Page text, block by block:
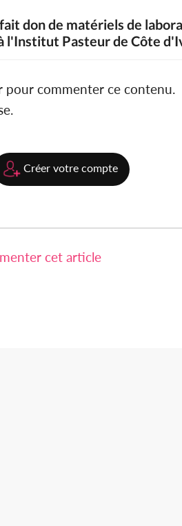
don de matériels de
l'Institut Pasteur de Côte
pour commenter ce contenu.
Créer votre compte
cet article